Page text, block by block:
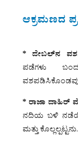
ಆಕ್ರಮಣದ
* ದೇಬಲ್‌ನ
ಪಡೆಗಳು
* ರಾಜಾ ದಾಹಿರ್
ನದಿಯ ಬಳಿ
ಮತ್ತು ಕೊಲ್ಲಲ್ಪಟ್ಟನು.